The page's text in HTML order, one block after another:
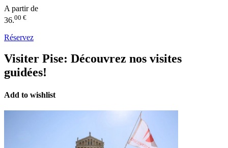
A partir de
36.00 €
Réservez
Visiter Pise: Découvrez nos visites
guidées!
Add to wishlist